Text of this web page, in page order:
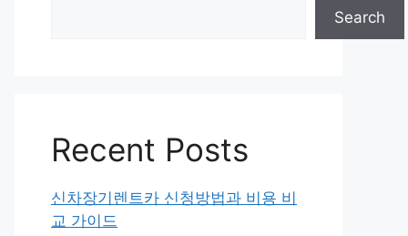
Search
Recent Posts
신차장기렌트카 신청방법과 비용 비
교 가이드